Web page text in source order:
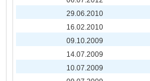
29.06.2010
16.02.2010
09.10.2009
14.07.2009
10.07.2009